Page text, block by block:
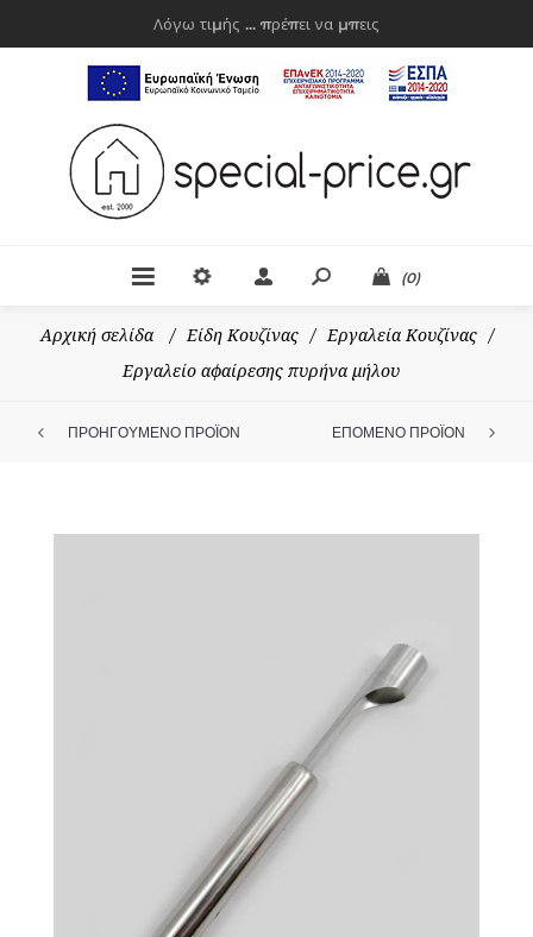
Λόγω τιμής ... πρέπει να μπεις
(0)
Αρχική σελίδα / Είδη Κουζίνας / Εργαλεία Κουζίνας
/
Εργαλείο αφαίρεσης πυρήνα μήλου
ΠΡΟΗΓΟΥΜΕΝΟ ΠΡΟΪΟΝ ΕΠΟΜΕΝΟ ΠΡΟΪΟΝ